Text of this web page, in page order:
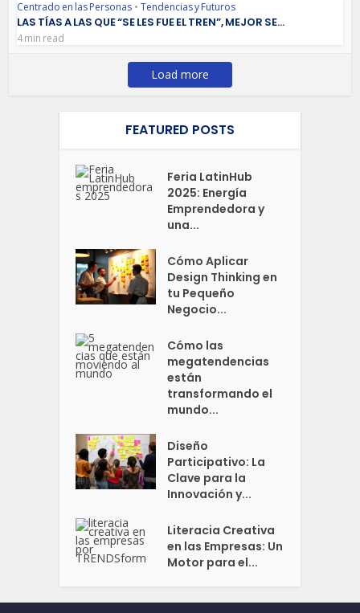
Centrado en las Personas • Tendencias y Futuros
LAS TÍAS A LAS QUE “SE LES FUE EL TREN”, MEJOR SE...
4 min read
Load more
FEATURED POSTS
Feria LatinHub
2025: Energía
Emprendedora y
una...
Cómo Aplicar
Design Thinking en
tu Pequeño
Negocio...
Cómo las
megatendencias
están
transformando el
mundo...
Diseño
Participativo: La
Clave para la
Innovación y...
Literacia Creativa
en las Empresas: Un
Motor para el...